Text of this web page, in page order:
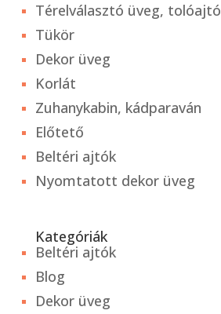
Térelválasztó üveg, tolóajtó
Tükör
Dekor üveg
Korlát
Zuhanykabin, kádparaván
Előtető
Beltéri ajtók
Nyomtatott dekor üveg
Kategóriák
Beltéri ajtók
Blog
Dekor üveg